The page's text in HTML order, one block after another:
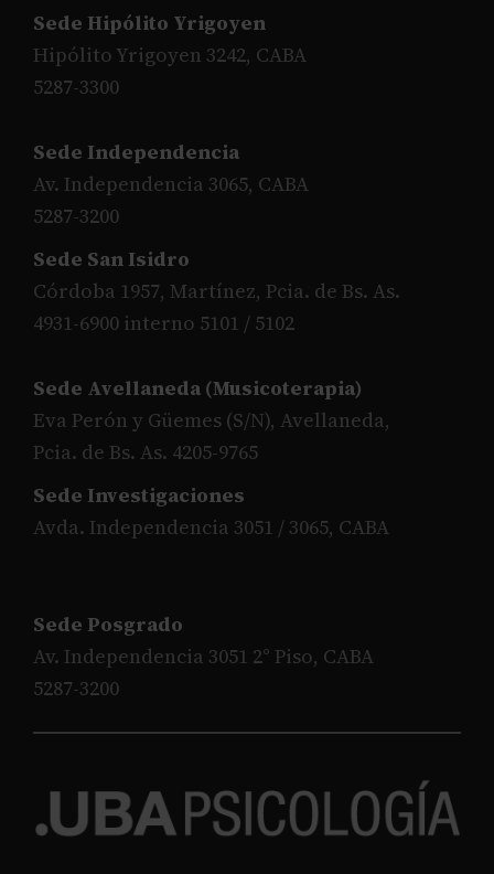
Sede Hipólito Yrigoyen
Hipólito Yrigoyen 3242, CABA
5287-3300
Sede Independencia
Av. Independencia 3065, CABA
5287-3200
Sede San Isidro
Córdoba 1957, Martínez, Pcia. de Bs. As.
4931-6900 interno 5101 / 5102
Sede Avellaneda (Musicoterapia)
Eva Perón y Güemes (S/N), Avellaneda,
Pcia. de Bs. As. 4205-9765
Sede Investigaciones
Avda. Independencia 3051 / 3065, CABA
Sede Posgrado
Av. Independencia 3051 2° Piso, CABA
5287-3200